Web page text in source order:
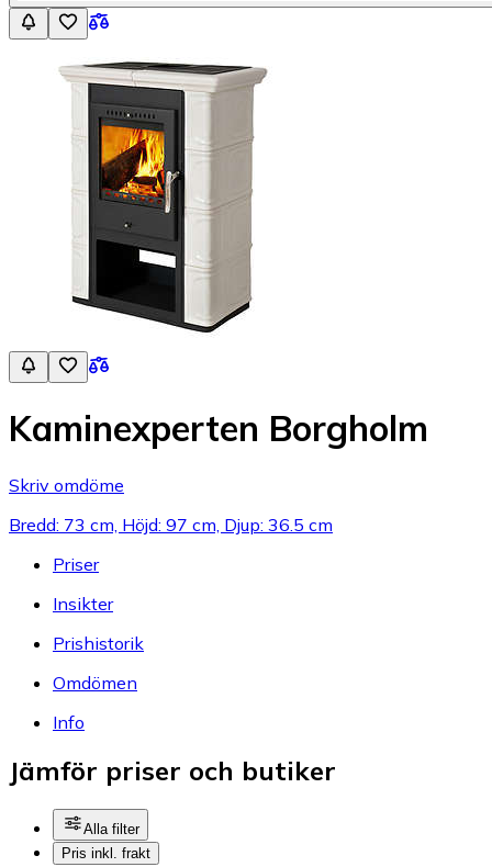
Kaminexperten Borgholm
Skriv omdöme
Bredd: 73 cm, Höjd: 97 cm, Djup: 36.5 cm
Priser
Insikter
Prishistorik
Omdömen
Info
Jämför priser och butiker
Alla filter
Pris inkl. frakt